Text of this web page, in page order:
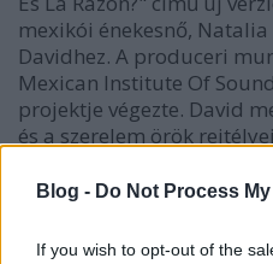
Blog - Do Not Process
If you wish to opt-out of the
mexikói énekesnő,
Davidhez. A produceri
Mexican Institute Of
projektje végezte. David
és a szerelem örök
mexikói turnét is